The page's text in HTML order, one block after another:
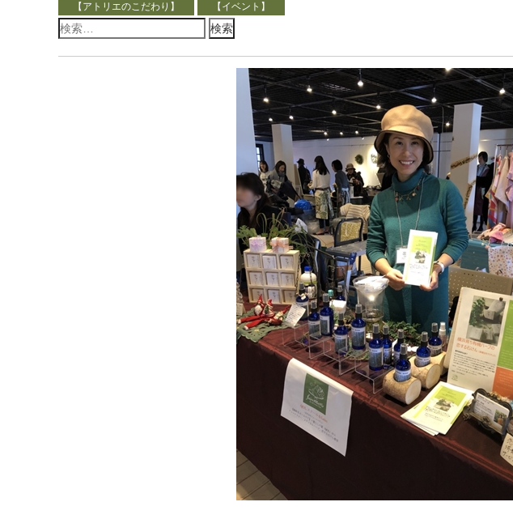
【アトリエのこだわり】 【イベント】
検